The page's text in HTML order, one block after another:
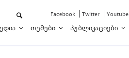
Facebook Twitter Youtube
Თემები Პუბლიკაციები